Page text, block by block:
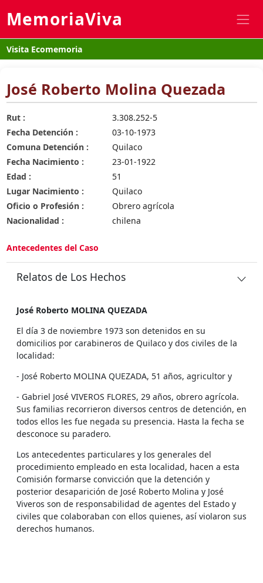
MemoriaViva
Visita Ecomemoria
José Roberto Molina Quezada
Rut :
3.308.252-5
Fecha Detención :
03-10-1973
Comuna Detención :
Quilaco
Fecha Nacimiento :
23-01-1922
Edad :
51
Lugar Nacimiento :
Quilaco
Oficio o Profesión :
Obrero agrícola
Nacionalidad :
chilena
Antecedentes del Caso
Relatos de Los Hechos
José Roberto MOLINA QUEZADA
El día 3 de noviembre 1973 son detenidos en su
domicilios por carabineros de Quilaco y dos civiles de la
localidad:
- José Roberto MOLINA QUEZADA, 51 años, agricultor y
- Gabriel José VIVEROS FLORES, 29 años, obrero agrícola.
Sus familias recorrieron diversos centros de detención, en
todos ellos les fue negada su presencia. Hasta la fecha se
desconoce su paradero.
Los antecedentes particulares y los generales del
procedimiento empleado en esta localidad, hacen a esta
Comisión formarse convicción que la detención y
posterior desaparición de José Roberto Molina y José
Viveros son de responsabilidad de agentes del Estado y
civiles que colaboraban con ellos quienes, así violaron sus
derechos humanos.